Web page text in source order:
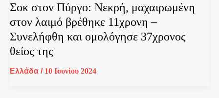
Σοκ στον Πύργο: Νεκρή, μαχαιρωμένη
στον λαιμό βρέθηκε 11χρονη –
Συνελήφθη και ομολόγησε 37χρονος
θείος της
Ελλάδα / 10 Ιουνίου 2024